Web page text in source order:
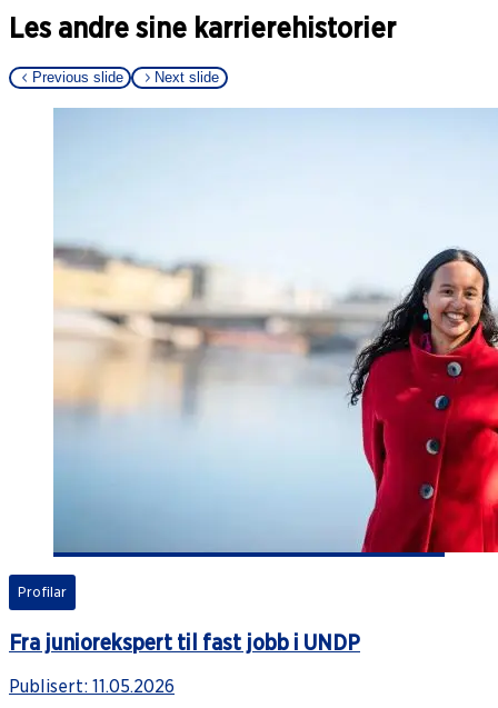
Les andre sine karrierehistorier
Previous slide Next slide
Profilar
Fra juniorekspert til fast jobb i UNDP
Publisert: 11.05.2026